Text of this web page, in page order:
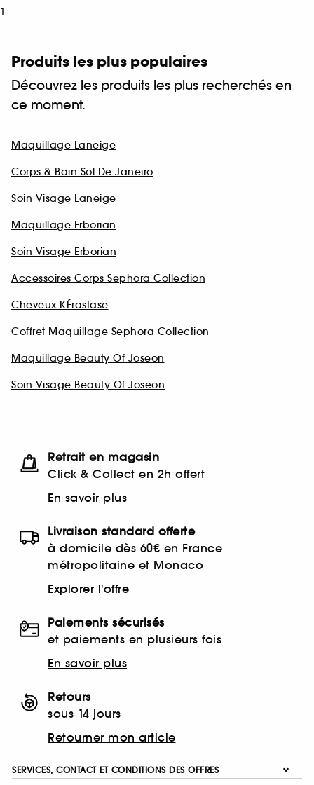
1
Produits les plus populaires
Découvrez les produits les plus recherchés en
ce moment.
Maquillage Laneige
Corps & Bain Sol De Janeiro
Soin Visage Laneige
Maquillage Erborian
Soin Visage Erborian
Accessoires Corps Sephora Collection
Cheveux KÉrastase
Coffret Maquillage Sephora Collection
Maquillage Beauty Of Joseon
Soin Visage Beauty Of Joseon
Retrait en magasin
Click & Collect en 2h offert
En savoir plus
Livraison standard offerte
à domicile dès 60€ en France
métropolitaine et Monaco
Explorer l'offre
Paiements sécurisés
et paiements en plusieurs fois
En savoir plus
Retours
sous 14 jours
Retourner mon article
SERVICES, CONTACT ET CONDITIONS DES OFFRES